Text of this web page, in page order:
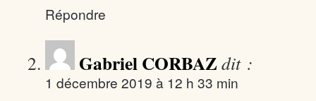
Répondre
Gabriel CORBAZdit :
1 décembre 2019 à 12 h 33 min